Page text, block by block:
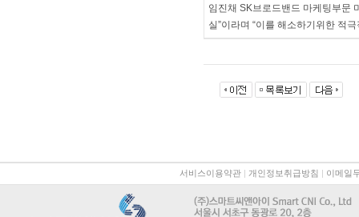
임진채 SK브로드밴드 마케팅부문
실”이라며 “이를 해소하기위한 적
서비스이용약관 | 개인정보취급방침 | 이메일